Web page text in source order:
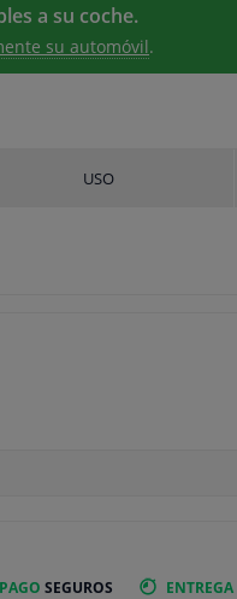
a su coche.
su automóvil.
USO
SEGUROS ENTREGA